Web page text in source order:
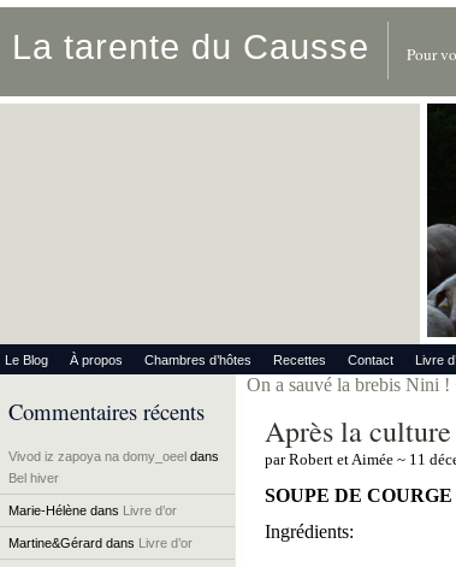
La tarente du Causse Pour
Le Blog À propos Chambres d’hôtes Recettes Contact Livre
Commentaires récents
Vivod iz zapoya na domy_oeel dans
Bel hiver
Marie-Hélène dans Livre d’or
Martine&Gérard dans Livre d’or
On a sauvé la brebis Nini !
Après la
par Robert et Aimée ~ 11
SOUPE DE COURGE
Ingrédients: